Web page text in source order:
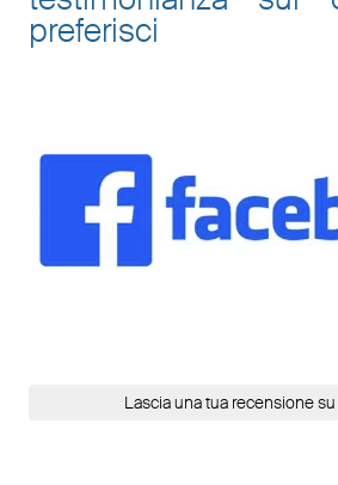
preferisci
Lascia una tua recensione